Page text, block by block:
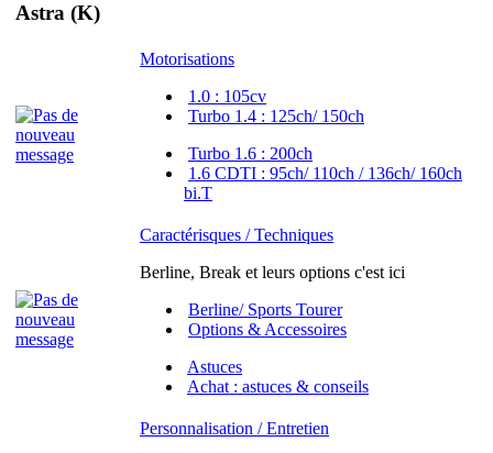
Astra (K)
Motorisations
1.0 : 105cv
Turbo 1.4 : 125ch/ 150ch
Turbo 1.6 : 200ch
1.6 CDTI : 95ch/ 110ch / 136ch/ 160ch
bi.T
Caractérisques / Techniques
Berline, Break et leurs options c'est ici
Berline/ Sports Tourer
Options & Accessoires
Astuces
Achat : astuces & conseils
Personnalisation / Entretien